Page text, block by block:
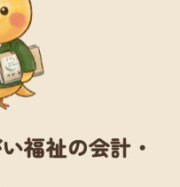
福祉の会計・